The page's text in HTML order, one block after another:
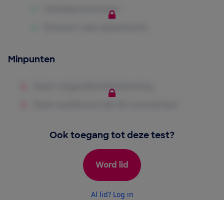
Minpunten
Ook toegang tot deze test?
Word lid
Al lid? Log in